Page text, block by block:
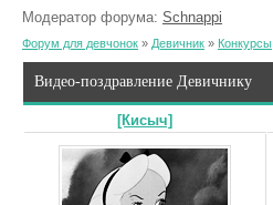
Модератор форума: Schnappi
Форум для девчонок » Девичник » Конкурсы
Видео-поздравление Девичнику
[Кисыч]